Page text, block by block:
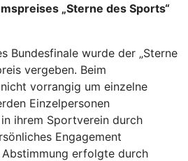
„Sterne des Sports“
Bundesfinale wurde der „Sterne
vergeben. Beim
vorrangig um einzelne
Einzelpersonen
ihrem Sportverein durch
Engagement
erfolgte durch